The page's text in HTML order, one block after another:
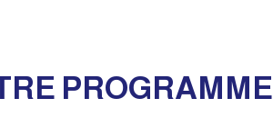
PROGRAMME